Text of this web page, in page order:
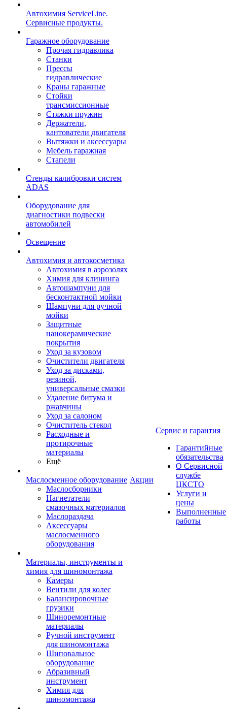
Автохимия ServiceLine.
Сервисные продукты.
Гаражное оборудование
Прочая гидравлика
Станки
Прессы
гидравлические
Краны гаражные
Стойки
трансмиссионные
Стяжки пружин
Держатели,
кантователи двигателя
Вытяжки и аксессуары
Мебель гаражная
Стапели
Стенды калибровки систем
ADAS
Оборудование для
диагностики подвески
автомобилей
Освещение
Автохимия и автокосметика
Автохимия в аэрозолях
Химия для клининга
Автошампуни для
бесконтактной мойки
Шампуни для ручной
мойки
Защитные
нанокерамические
покрытия
Уход за кузовом
Очистители двигателя
Уход за дисками,
резиной,
универсальные смазки
Удаление битума и
ржавчины
Уход за салоном
Очиститель стекол
Расходные и
протирочные
материалы
Ещё
Маслосменное оборудование
Маслосборники
Нагнетатели
смазочных материалов
Маслораздача
Аксессуары
маслосменного
оборудования
Материалы, инструменты и
химия для шиномонтажа
Камеры
Вентили для колес
Балансировочные
грузики
Шиноремонтные
материалы
Ручной инструмент
для шиномонтажа
Шиповальное
оборудование
Абразивный
инструмент
Химия для
шиномонтажа
Акции
Сервис и гарантия
Гарантийные
обязательства
О Сервисной
службе
ЦКСТО
Услуги и
цены
Выполненные
работы